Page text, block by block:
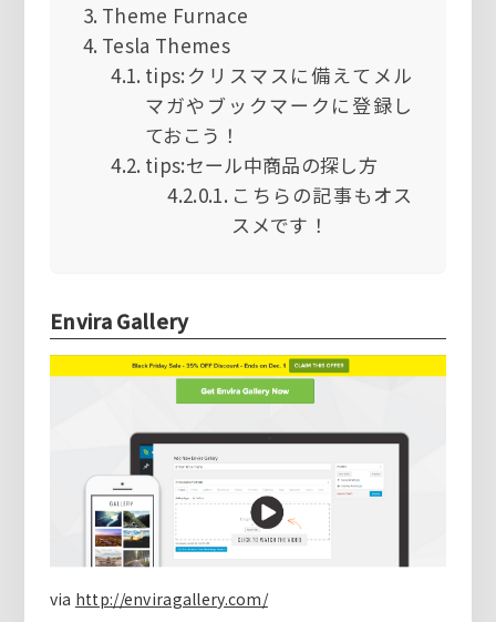
Theme Furnace
Tesla Themes
tips:クリスマスに備えてメル
マガやブックマークに登録し
ておこう！
tips:セール中商品の探し方
こちらの記事もオス
スメです！
Envira Gallery
via http://enviragallery.com/